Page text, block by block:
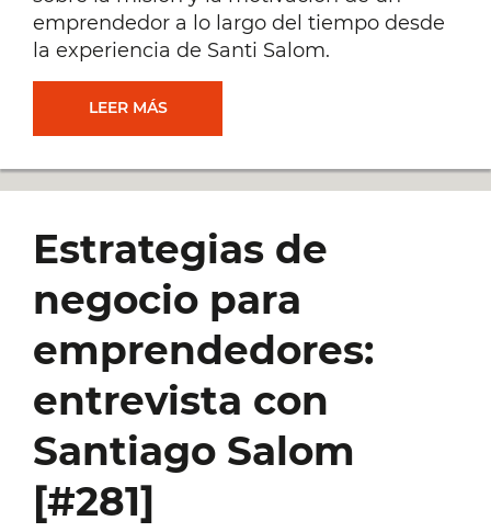
emprendedor a lo largo del tiempo desde
la experiencia de Santi Salom.
LEER MÁSCÓMO
MOTIVACIÓN
Estrategias de
negocio para
emprendedores:
entrevista con
Santiago Salom
[#281]